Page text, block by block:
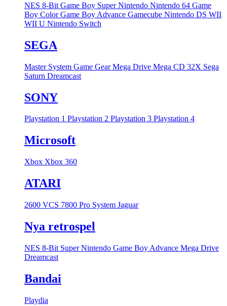
NES 8-Bit Game Boy Super Nintendo Nintendo 64 Game
Boy ColorGame Boy Advance Gamecube Nintendo DS WII
WII U Nintendo Switch
SEGA
Master System Game GearMega Drive Mega CD 32X Sega
Saturn Dreamcast
SONY
Playstation 1 Playstation 2 Playstation 3 Playstation 4
Microsoft
Xbox Xbox 360
ATARI
2600 VCS 7800 Pro System Jaguar
Nya retrospel
NES 8-Bit Super Nintendo Game Boy Advance Mega Drive
Dreamcast
Bandai
Playdia